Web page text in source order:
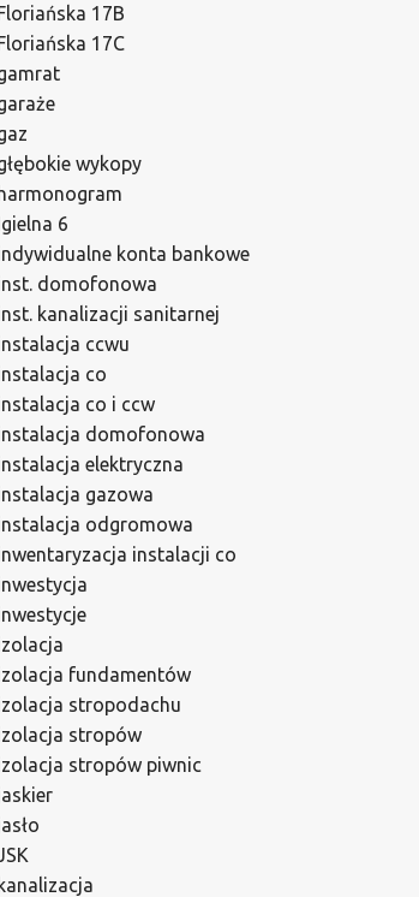
17B
17C
wykopy
harmonogram
6
konta bankowe
domofonowa
kanalizacji sanitarnej
ccwu
co
co i ccw
domofonowa
elektryczna
gazowa
odgromowa
instalacji co
fundamentów
stropodachu
stropów
stropów piwnic
kanalizacja